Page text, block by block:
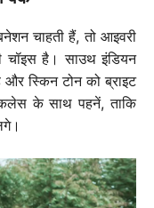
चाहती हैं, तो आइवरी
है। साउथ इंडियन
और स्किन टोन को ब्राइट
के साथ पहनें, ताकि